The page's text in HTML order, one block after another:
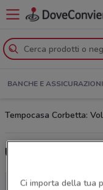
BANCHE E ASSICURAZIONI
Tempocasa Corbetta:
Ultime offerte
Ci importa della tua